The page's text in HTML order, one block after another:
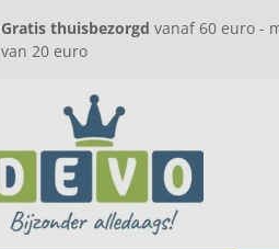
Gratis thuisbezorgd vanaf 60 euro -
van 20 euro